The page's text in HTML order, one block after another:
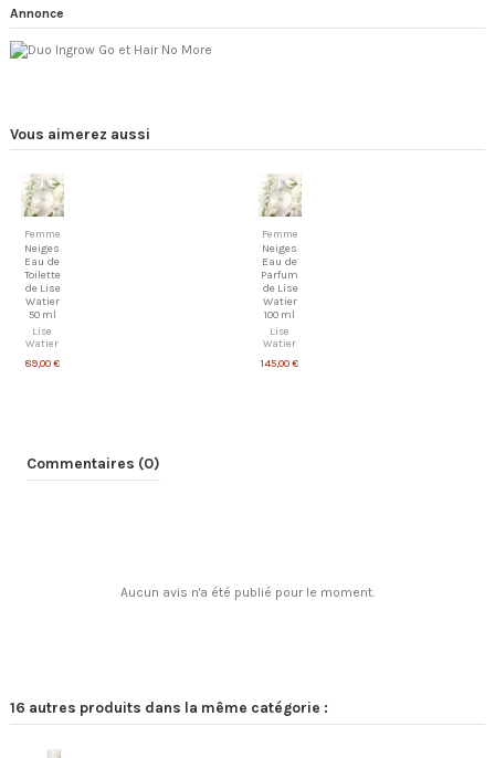
Annonce
Vous aimerez aussi
Femme
Neiges
Eau de
Toilette
de Lise
Watier
50 ml
Lise
Watier
89,00 €
Femme
Neiges
Eau de
Parfum
de Lise
Watier
100 ml
Lise
Watier
145,00 €
Commentaires (0)
Aucun avis n'a été publié pour le moment.
16 autres produits dans la même catégorie :